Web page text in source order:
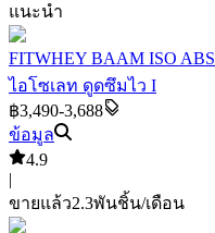
แนะนำ
FITWHEY BAAM ISO
ไอโซเลท ดูดซึมไว I
฿3,490-3,688
ข้อมูล
4.9
|
ขายแล้ว2.3พันชิ้น/เดือน